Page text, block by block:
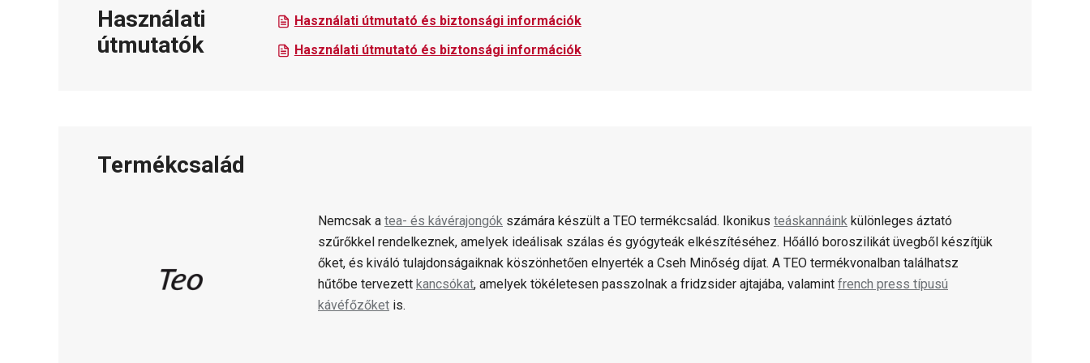
Használati
útmutatók
Használati útmutató és biztonsági információk
Használati útmutató és biztonsági információk
Termékcsalád
Nemcsak a tea- és kávérajongók számára készült a TEO termékcsalád. Ikonikus teáskannáink különleges áztató
szűrőkkel rendelkeznek, amelyek ideálisak szálas és gyógyteák elkészítéséhez. Hőálló boroszilikát üvegből készítjük
őket, és kiváló tulajdonságaiknak köszönhetően elnyerték a Cseh Minőség díjat. A TEO termékvonalban találhatsz
hűtőbe tervezett kancsókat, amelyek tökéletesen passzolnak a fridzsider ajtajába, valamint french press típusú
kávéfőzőket is.